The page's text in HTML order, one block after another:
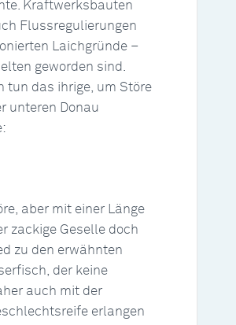
Kraftwerksbauten
Flussregulierungen
Laichgründe –
geworden sind.
tun das ihrige, um Störe
unteren Donau
aber mit einer Länge
zackige Geselle doch
zu den erwähnten
der keine
auch mit der
erlangen